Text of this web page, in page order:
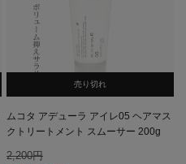
売り切れ
ムコタ アデューラ アイレ05 ヘアマス
クトリートメント スムーサー 200g
2,200